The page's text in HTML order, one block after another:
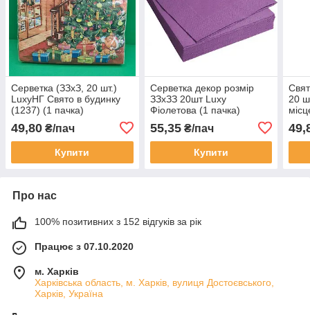
Серветка (ЗЗхЗ, 20 шт.)
LuxyНГ Свято в будинку
(1237) (1 пачка)
49,80 ₴/пач
Купити
Серветка декор розмір
ЗЗхЗЗ 20шт Luxy
Фіолетова (1 пачка)
55,35₴/пач
Купити
20
Про нас
100% позитивних з 152 відгуків за рік
Працює з 07.10.2020
м. Харків
Харківська область, м. Харків, вулиця Достоєвського,
Харків, Україна